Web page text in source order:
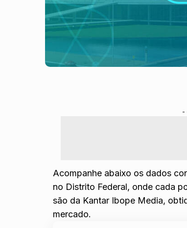
-
Acompanhe abaixo os dados
no Distrito Federal, onde cada
são da Kantar Ibope Media,
mercado.